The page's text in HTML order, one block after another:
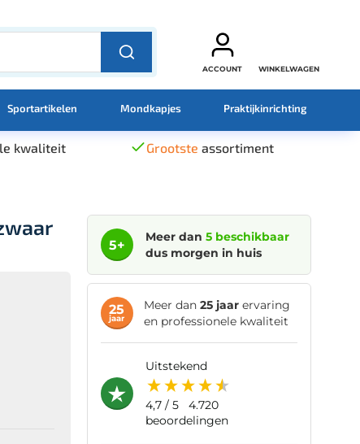
ACCOUNT WINKELWAGEN
Sportartikelen Mondkapjes Praktijkinrichting
kwaliteit Grootste assortiment
5+
Meer dan 5 beschikbaar
dus morgen in huis
25
jaar
Meer dan 25 jaarervaring
en professionele kwaliteit
uitstekend
4,7/ 5
4.720
beoordelingen